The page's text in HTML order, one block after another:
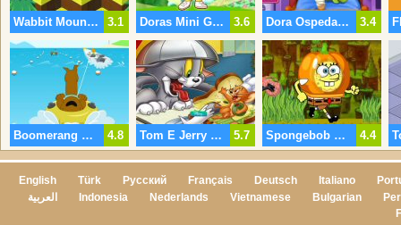
3.1
Wabbit Mountain Madness 3.6
Doras Mini Golf 3.4
Dora Ospedale Di Recupero
4.8
Boomerang Sport 5.7
Tom E Jerry Spin Puzzle 4.4
Spongebob Halloween Run
English Türk Русский Français Deutsch Italiano
العربية
Indonesia Nederlands Vietnamese Bulgarian